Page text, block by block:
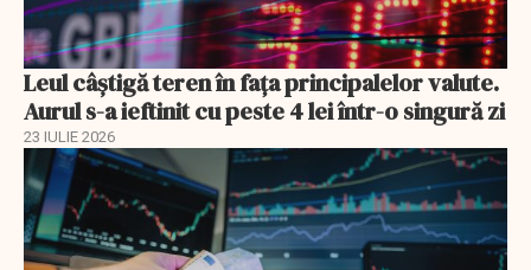
Leul câștigă teren în fața principalelor valute.
Aurul s-a ieftinit cu peste 4 lei într-o singură zi
23 IULIE 2026